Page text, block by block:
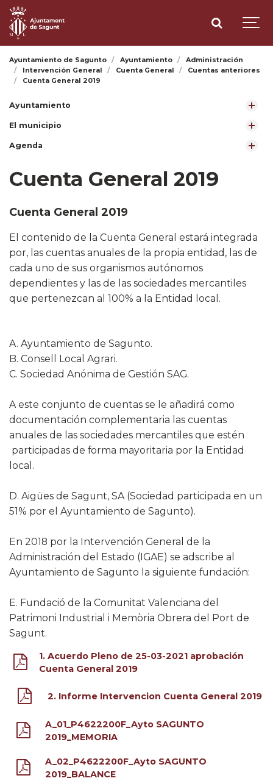
Ayuntamiento de Sagunto Ayuntamiento
Administración
Intervención General
Cuenta General
Cuentas anteriores
Cuenta General 2019
Ayuntamiento
El municipio
Agenda
Cuenta General 2019
Cuenta General 2019
​El contenido de la Cuenta General estará integrada
por, las cuentas anuales de la propia entidad, las de
cada uno de sus organismos autónomos
dependientes y las de las sociedades mercantiles
que pertenezcan al 100% a la Entidad local.
A. Ayuntamiento de Sagunto.
B. Consell Local Agrari.
C. Sociedad Anónima de Gestión SAG.
A este conjunto de cuentas se le añadirá como
documentación complementaria las cuentas
anuales de las sociedades mercantiles que estén​
participadas de forma mayoritaria por la Entidad
local.
D. Aigües de Sagunt, SA (Sociedad participada en un
51% por el Ayuntamiento de Sagunto).
En 2018 por la Intervención General de la
Administración del Estado (IGAE) se adscribe al
Ayuntamiento de Sagunto la siguiente fundación:
E. Fundació de la Comunitat Valenciana del
Patrimoni Industrial i Memòria Obrera del Port de
Sagunt.​
1. Acuerdo Pleno de 25-03-2021 aprobación
Cuenta General 2019
2. Informe Intervencion Cuenta General 2019
A_01_P4622200F_Ayto SAGUNTO
2019_MEMORIA
A_02_P4622200F_Ayto SAGUNTO
2019_BALANCE